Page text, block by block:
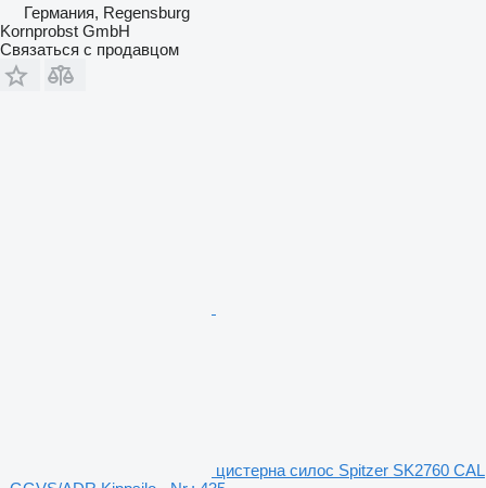
Германия, Regensburg
Kornprobst GmbH
Связаться с продавцом
цистерна силос Spitzer SK2760 CAL